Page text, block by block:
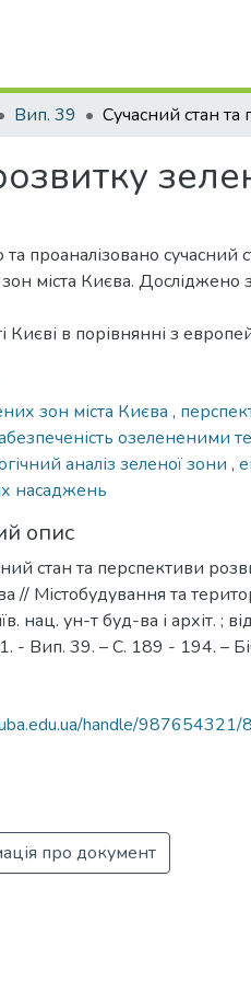
Вип. 39
та проаналізовано сучасний
міста Києва. Досліджено
Києві в порівнянні з
зон міста Києва ,
озелененими
аналіз зеленої зони ,
насаджень
опис
стан та перспективи
// Містобудування та
нац. ун-т буд-ва і архіт. ;
- Вип. 39. – С. 189 - 194. –
handle/987654321/
про документ